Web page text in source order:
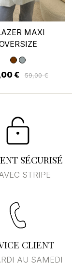
MAXI
€ 59,00 €
SÉCURISÉ
STRIPE
CLIENT
AU SAMEDI